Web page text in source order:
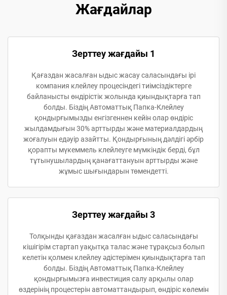
Жағдайлар
Зерттеу жағдайы 1
Қағаздан жасалған ыдыс жасау саласындағы ірі
компания клейлеу процесіндегі тиімсіздіктерге
байланысты өндірістік жолында қиындықтарға тап
болды. Біздің Автоматтық Папка-Клейлеу
қондырғымызды енгізгеннен кейін олар өндіріс
жылдамдығын 30% арттырды және материалдардың
жоғалуын едәуір азайтты. Қондырғының дәлдігі әрбір
қорапты мүкеммель клейлеуге мүмкіндік берді, бұл
тұтынушылардың қанағаттануын арттырды және
жұмыс шығындарын төмендетті.
Зерттеу жағдайы 3
Толқынды қағаздан жасалған ыдыс саласындағы
кішігірім стартап уақытқа талас және тұрақсыз болып
келетін қолмен клейлеу әдістерімен қиындықтарға тап
болды. Біздің Автоматтық Папка-Клейлеу
қондырғымызға инвестиция салу арқылы олар
өздерінің процестерін автоматтандырып, өндіріс көлемін